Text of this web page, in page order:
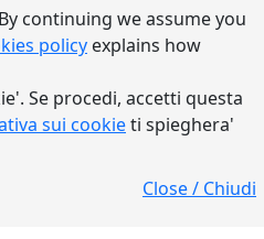
continuing we assume you
policy explains how
Se procedi, accetti questa
sui cookieti spieghera'
Close / Chiudi